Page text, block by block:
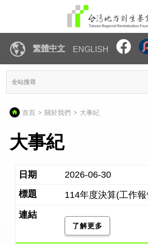
繁體中文 ENGLISH
首頁 關於我們 大事紀
大事紀
2026-06-30
114年度決算(工作
了解更多